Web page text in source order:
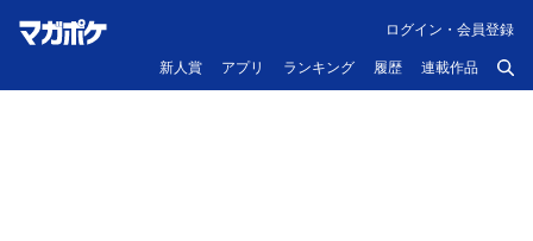
新人賞 アプリ ランキング 履歴 連載作品
ログイン・会員登録